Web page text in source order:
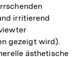
irritierend
gezeigt wird).
ästhetische